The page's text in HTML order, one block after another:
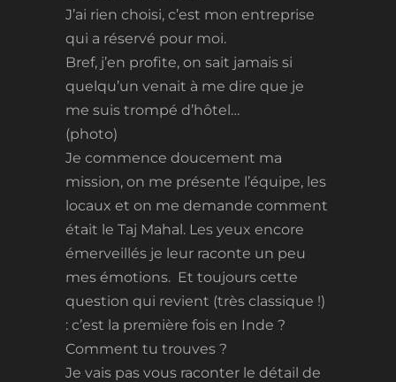
J’ai rien choisi, c’est mon entreprise
qui a réservé pour moi.
Bref, j’en profite, on sait jamais si
quelqu’un venait à me dire que je
me suis trompé d’hôtel…
(photo)
Je commence doucement ma
mission, on me présente l’équipe, les
locaux et on me demande comment
était le Taj Mahal. Les yeux encore
émerveillés je leur raconte un peu
mes émotions. Et toujours cette
question qui revient (très classique !)
: c’est la première fois en Inde ?
Comment tu trouves ?
Je vais pas vous raconter le détail de